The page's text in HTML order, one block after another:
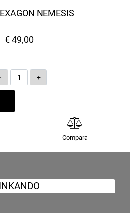
NEMESIS
€ 49,00
Quantità
Compara
INKANDO